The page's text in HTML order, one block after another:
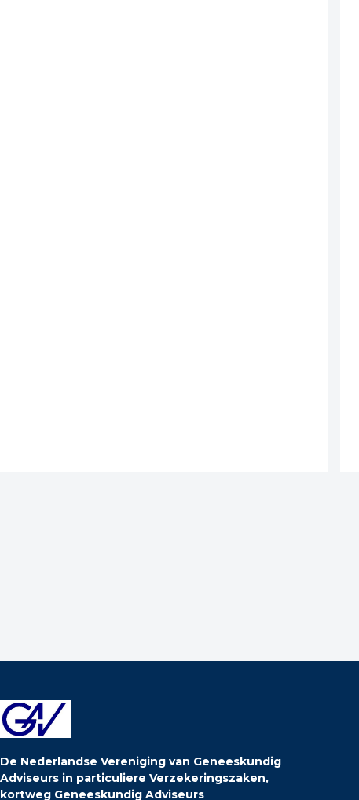
De Nederlandse Vereniging van Geneeskundig
Adviseurs in particuliere Verzekeringszaken,
kortweg Geneeskundig Adviseurs